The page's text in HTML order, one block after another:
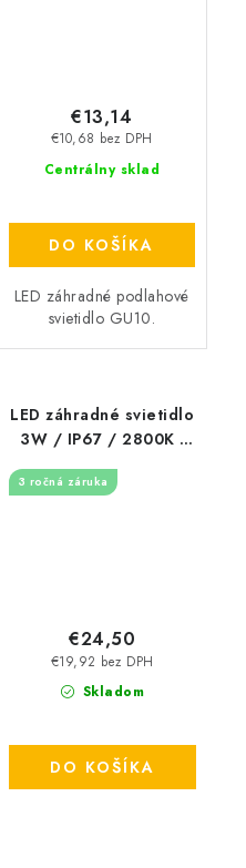
Centrálny sklad
€10,68 bez DPH
€13,14
DO KOŠÍKA
LED záhradné podlahové
svietidlo GU10.
LED záhradné svietidlo
3W / IP67 / 2800K -
3 ročná záruka
Skladom
€19,92 bez DPH
€24,50
DO KOŠÍKA